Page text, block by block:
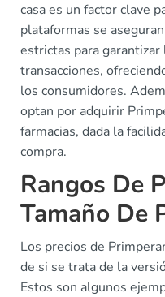
casa es un factor clave
plataformas se
estrictas para
transacciones,
los consumidores.
optan por adquirir
farmacias, dada la
compra.
Rangos De
Tamaño De
Los precios de
de si se trata de la
Estos son algunos